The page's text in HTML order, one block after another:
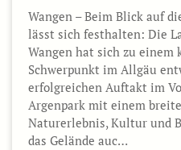
Wangen – Beim Blick auf
lässt sich festhalten: Die
Wangen hat sich zu
Schwerpunkt im Allgäu
erfolgreichen Auftakt im
Argenpark mit einem
Naturerlebnis, Kultur und
das Gelände auc…